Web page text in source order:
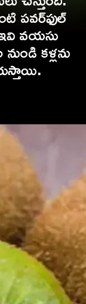
పవర్‌ఫుల్
వయసు
కళ్లను